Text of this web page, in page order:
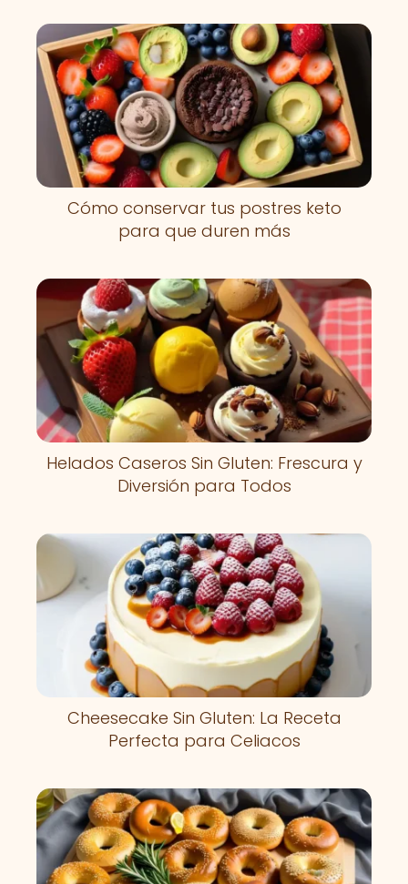
Cómo conservar tus postres keto
para que duren más
Helados Caseros Sin Gluten: Frescura y
Diversión para Todos
Cheesecake Sin Gluten: La Receta
Perfecta para Celiacos